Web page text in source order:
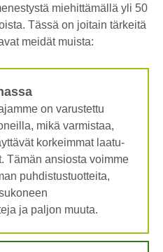
miehittämällä yli 50
Tässä on joitain tärkeitä
meidät muista:
on varustettu
mikä varmistaa,
korkeimmat laatu-
Tämän ansiosta voimme
puhdistustuotteita,
ja paljon muuta.